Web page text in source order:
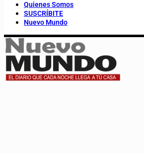
Quienes Somos
SUSCRÍBITE
Nuevo Mundo